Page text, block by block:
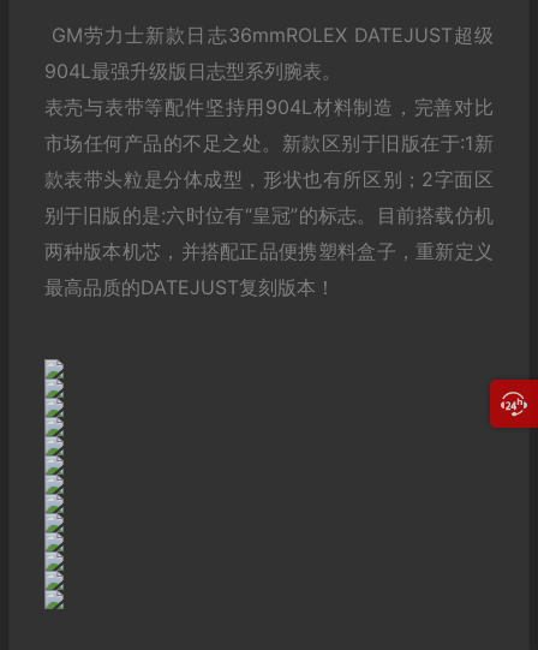
GM劳力士新款日志36mmROLEX DATEJUST超级
904L最强升级版日志型系列腕表。
表壳与表带等配件坚持用904L材料制造，完善对比
市场任何产品的不足之处。新款区别于旧版在于:1新
款表带头粒是分体成型，形状也有所区别；2字面区
别于旧版的是:六时位有“皇冠”的标志。目前搭载仿机
两种版本机芯，并搭配正品便携塑料盒子，重新定义
最高品质的DATEJUST复刻版本！